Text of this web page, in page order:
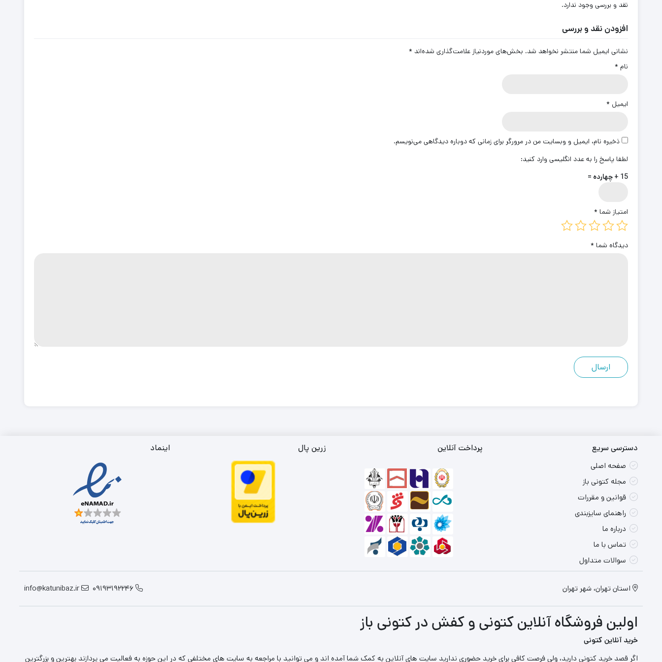
نقد و بررسی وجود ندارد.
افزودن نقد و بررسی
نشانی ایمیل شما منتشر نخواهد شد. بخش‌های موردنیاز علامت‌گذاری شده‌اند *
نام *
ایمیل *
ذخیره نام، ایمیل و وبسایت من در مرورگر برای زمانی که دوباره دیدگاهی می‌نویسم.
لطفا پاسخ را به عدد انگلیسی وارد کنید:
15 + چهارده =
امتیاز شما *
دیدگاه شما *
دسترسی سریع
صفحه اصلی
مجله کتونی باز
قوانین و مقررات
راهنمای سایزبندی
درباره ما
تماس با ما
سوالات متداول
پرداخت آنلاین زرین پال اینماد
استان تهران، شهر تهران 09193192246
info@katunibaz.ir
اولین فروشگاه آنلاین کتونی و کفش در کتونی باز
خرید آنلاین کتونی
اگر قصد خرید کتونی دارید، ولی فرصت کافی برای خرید حضوری ندارید سایت های آنلاین به کمک شما آمده اند و می توانید با مراجعه به سایت های مختلفی که در این حوزه به فعالیت می پردازند بهترین و بزرگترین